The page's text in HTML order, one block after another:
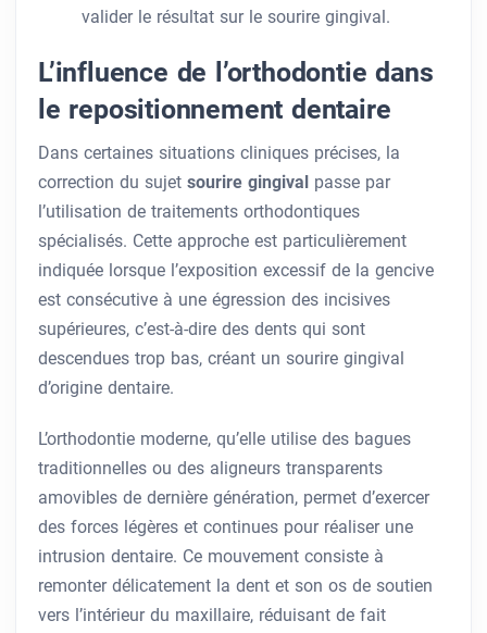
valider le résultat sur le sourire gingival.
L’influence de l’orthodontie dans
le repositionnement dentaire
Dans certaines situations cliniques précises, la
correction du sujet sourire gingival passe par
l’utilisation de traitements orthodontiques
spécialisés. Cette approche est particulièrement
indiquée lorsque l’exposition excessif de la gencive
est consécutive à une égression des incisives
supérieures, c’est-à-dire des dents qui sont
descendues trop bas, créant un sourire gingival
d’origine dentaire.
L’orthodontie moderne, qu’elle utilise des bagues
traditionnelles ou des aligneurs transparents
amovibles de dernière génération, permet d’exercer
des forces légères et continues pour réaliser une
intrusion dentaire. Ce mouvement consiste à
remonter délicatement la dent et son os de soutien
vers l’intérieur du maxillaire, réduisant de fait